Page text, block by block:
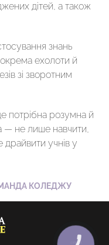
дітей, а також
знань
ехолоти й
зі зворотним
потрібна розумна й
— не лише навчити,
учнів у
КОЛЕДЖУ
КНОПКА